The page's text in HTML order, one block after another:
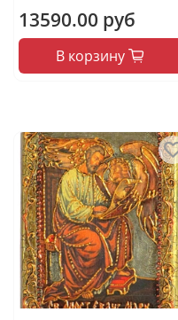
13590.00 руб
В корзину